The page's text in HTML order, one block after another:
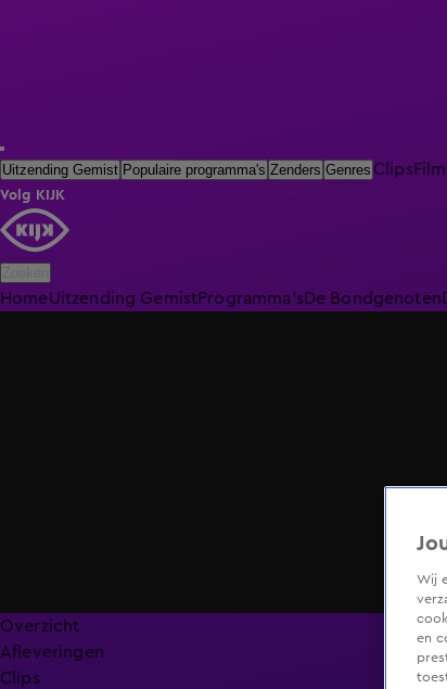
Uitzending Gemist Populaire programma's Zenders Genres Clips
Volg KIJK
HomeUitzending GemistProgramma'sDe Bondgenoten
Overzicht
Afleveringen
Clips
Wij
en